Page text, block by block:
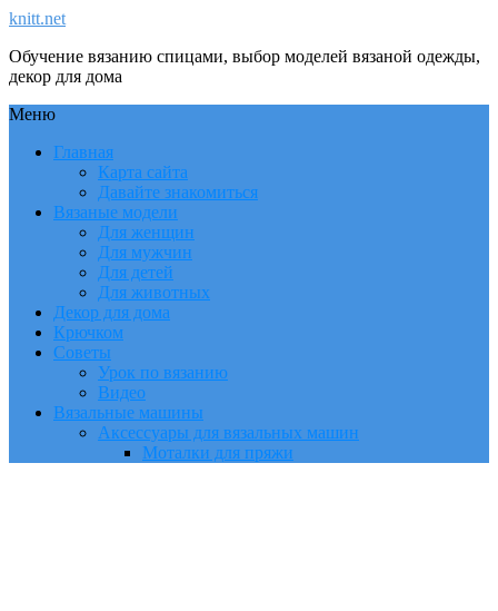
knitt.net
Обучение вязанию спицами, выбор моделей вязаной одежды,
декор для дома
Меню
Главная
Карта сайта
Давайте знакомиться
Вязаные модели
Для женщин
Для мужчин
Для детей
Для животных
Декор для дома
Крючком
Советы
Урок по вязанию
Видео
Вязальные машины
Аксессуары для вязальных машин
Моталки для пряжи